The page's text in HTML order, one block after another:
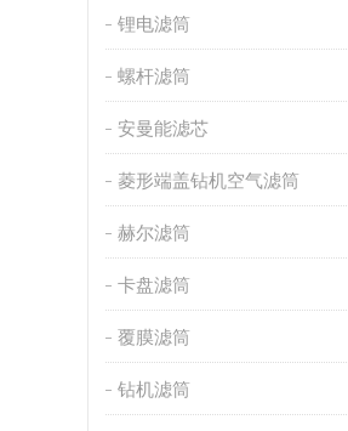
锂电滤筒
螺杆滤筒
安曼能滤芯
菱形端盖钻机空气滤筒
赫尔滤筒
卡盘滤筒
覆膜滤筒
钻机滤筒